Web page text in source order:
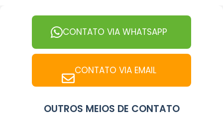
CONTATO VIA WHATSAPP
CONTATO VIA EMAIL
OUTROS MEIOS DE CONTATO